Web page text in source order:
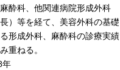
酔科、他関連病院形成外科
長）等を経て、美容外科の基礎
形成外科、麻酔科の診療実績
重ねる。
年